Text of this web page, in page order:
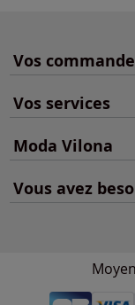
Vos
Vos services
Moda Vilona
Vous avez